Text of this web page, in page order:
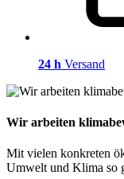
24 h Versand
Wir arbeiten
Mit vielen konkreten
Umwelt und Klima so